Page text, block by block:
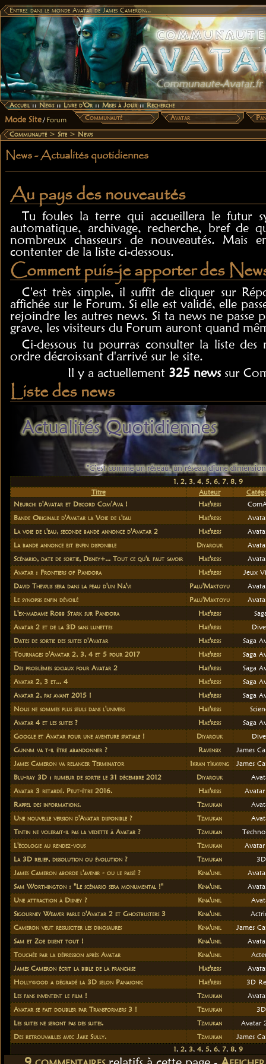
Entrez dans le monde Avatar de James Cameron...
Accueil::News::Livre d'Or::Mises à Jour::Recherche
Mode Site/ Forum Communauté Avatar
Communauté >Site >News
News - Actualités quotidiennes
Au pays des nouveautés
Tu foules la terre qui accueillera le futur
automatique, archivage, recherche, bref de
nombreux chasseurs de nouveautés. Mais
contenter de la liste ci-dessous.
Comment puis-je apporter des
C'est très simple, il suffit de cliquer sur
affichée sur le Forum. Si elle est validé, elle
rejoindre les autres news. Si ta news ne passe
grave, les visiteurs du Forum auront quand
Ci-dessous tu pourras consulter la liste
ordre décroissant d'arrivé sur le site.
Il y a actuellement 325 news sur
Liste des news
1, 2, 3, 4, 5, 6, 7, 8, 9
Titre
Auteur
Neurchi d'Avatar et Discord Com'Ava !
Hae'resis
Bande Originale d'Avatar la Voie de l'eau
Hae'resis
La voie de l'eau, seconde bande annonce d'Avatar 2
Hae'resis
La bande annonce est enfin disponible
Diyarouk
Scénario, date de sortie, Disney+... Tout ce qu'il faut savoir
Hae'resis
Avatar : Frontiers of Pandora
Hae'resis
Jeux
David Thewlis sera dans la peau d'un Na'vi
Palu'Maktoyu
Le synopsis enfin dévoilé
Palu'Maktoyu
L'ex-madame Robb Stark sur Pandora
Hae'resis
Avatar 2 et de la 3D sans lunettes
Hae'resis
Dates de sortie des suites d'Avatar
Hae'resis
Saga
Tournages d'Avatar 2, 3, 4 et 5 pour 2017
Hae'resis
Saga
Des problèmes sociaux pour Avatar 2
Hae'resis
Saga
Avatar 2, 3 et... 4
Hae'resis
Saga
Avatar 2, pas avant 2015 !
Hae'resis
Saga
Nous ne sommes plus seuls dans l'univers
Hae'resis
Avatar 4 et les suites ?
Hae'resis
Saga
Google et Avatar pour une aventure spatiale !
Diyarouk
Gunnm va t-il être abandonner ?
Ravensix
James
James Cameron va relancer Terminator
Ikran tìkawng
James
Blu-ray 3D : rumeur de sortie le 31 décembre 2012
Diyarouk
Avatar 3 retardé. Peut-être 2016.
Hae'resis
Rappel des informations.
Tzmukan
Une nouvelle version d'Avatar disponible ?
Tzmukan
Tintin ne volerait-il pas la vedette à Avatar ?
Tzmukan
L'écologie au rendez-vous
Tzmukan
La 3D relief, dissolution ou évolution ?
Tzmukan
3D
James Cameron aborde l'avenir - ou le passé ?
Kina'unil
Sam Worthington : "Le scénario sera monumental !"
Kina'unil
Une attraction à Disney ?
Kina'unil
Sigourney Weaver parle d'Avatar 2 et Ghostbusters 3
Kina'unil
Cameron veut ressusciter les dinosaures
Kina'unil
James
Sam et Zoe disent tout !
Kina'unil
Touchée par la dépression après Avatar
Kina'unil
James Cameron écrit la bible de la franchise
Hae'resis
Hollywood a dégradé la 3D selon Panasonic
Hae'resis
3D
Les fans inventent le film !
Tzmukan
Avatar se fait doubler par Transformers 3 !
Tzmukan
3D
Les suites ne seront pas des suites.
Tzmukan
Avatar
Des retrouvailles avec Jake Sully.
Tzmukan
James
1, 2, 3, 4, 5, 6, 7, 8, 9